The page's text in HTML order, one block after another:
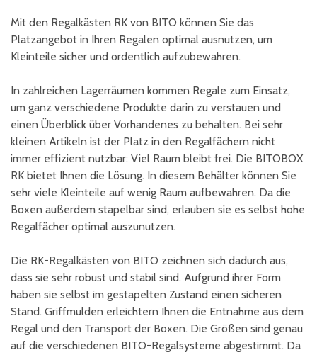
Mit den Regalkästen RK von BITO können Sie das
Platzangebot in Ihren Regalen optimal ausnutzen, um
Kleinteile sicher und ordentlich aufzubewahren.
In zahlreichen Lagerräumen kommen Regale zum Einsatz,
um ganz verschiedene Produkte darin zu verstauen und
einen Überblick über Vorhandenes zu behalten. Bei sehr
kleinen Artikeln ist der Platz in den Regalfächern nicht
immer effizient nutzbar: Viel Raum bleibt frei. Die BITOBOX
RK bietet Ihnen die Lösung. In diesem Behälter können Sie
sehr viele Kleinteile auf wenig Raum aufbewahren. Da die
Boxen außerdem stapelbar sind, erlauben sie es selbst hohe
Regalfächer optimal auszunutzen.
Die RK-Regalkästen von BITO zeichnen sich dadurch aus,
dass sie sehr robust und stabil sind. Aufgrund ihrer Form
haben sie selbst im gestapelten Zustand einen sicheren
Stand. Griffmulden erleichtern Ihnen die Entnahme aus dem
Regal und den Transport der Boxen. Die Größen sind genau
auf die verschiedenen BITO-Regalsysteme abgestimmt. Da